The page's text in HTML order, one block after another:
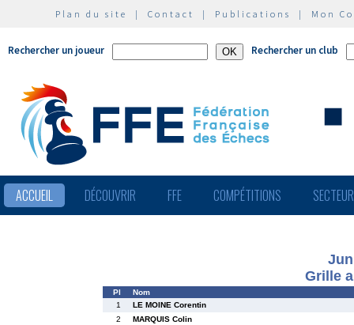
Plan du site | Contact | Publications | Mon
Rechercher un joueur Rechercher un club
ACCUEIL DÉCOUVRIR FFE COMPÉTITIONS
Grille
Pl
Nom
1
LE MOINE Corentin
2
MARQUIS Colin